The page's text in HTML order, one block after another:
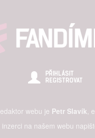
PŘIHLÁSIT
REGISTROVAT
webu je Petr Slavík ,
na našem webu
reklamy a obsahu